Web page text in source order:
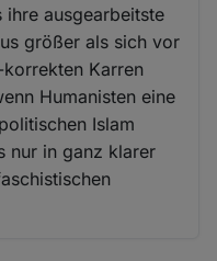
ausgearbeitste
größer als sich vor
Karren
Humanisten eine
Islam
nur in ganz klarer